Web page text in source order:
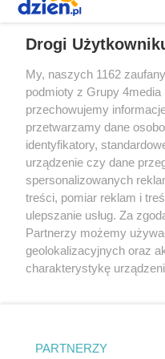
Redakcja Reklama
Drogi
My, naszych 1162
podmioty z Grupy
przechowujemy
przetwarzamy dane
identyfikatory,
urządzenie czy dane
spersonalizowanych
treści, pomiar reklam i
ulepszanie usług. Za
Partnerzy możemy
geolokalizacyjnych oraz
charakterystykę
zmienić/wycofać klikając
znajdujący się w lewym
PARTNERZY